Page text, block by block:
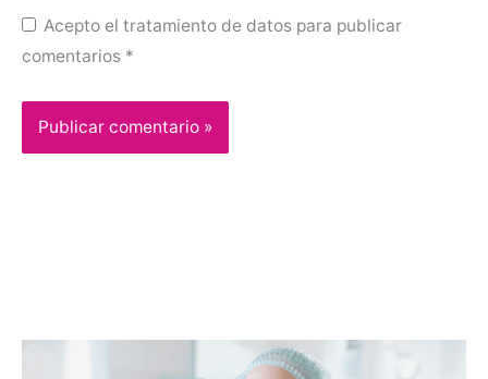
Acepto el tratamiento de datos para publicar
comentarios *